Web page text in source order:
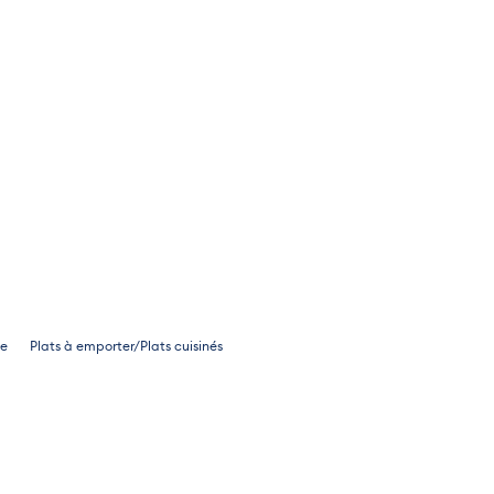
Plats à emporter/Plats cuisinés